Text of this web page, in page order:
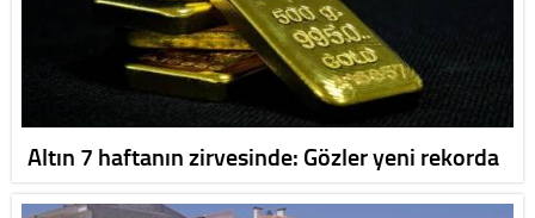
Altın 7 haftanın zirvesinde: Gözler yeni rekorda